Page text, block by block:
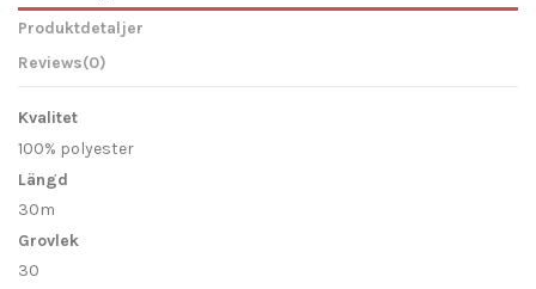
Produktdetaljer
Reviews(0)
Kvalitet
100% polyester
Längd
30m
Grovlek
30